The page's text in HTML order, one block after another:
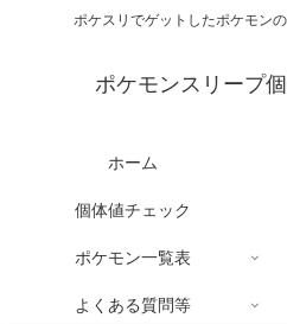
ポケスリでゲットしたポケモン
ポケモンスリープ
ホーム
個体値チェック
ポケモン一覧表
よくある質問等